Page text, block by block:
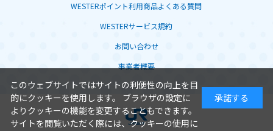
WESTERポイント利用商品よくある質問
WESTERサービス規約
お問い合わせ
事業者概要
このウェブサイトではサイトの利便性の向上を目
的にクッキーを使用します。 ブラウザの設定に
よりクッキーの機能を変更することもできます。
サイトを閲覧いただく際には、クッキーの使用に
承諾する